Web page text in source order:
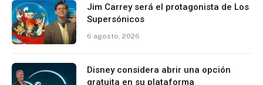
Jim Carrey será el protagonista de Los
Supersónicos
6 agosto, 2026
Disney considera abrir una opción
gratuita en su plataforma